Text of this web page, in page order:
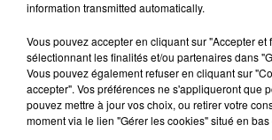
Selon les premiers éléments, le
à des prostituées
information transmitted automatically.
Vous pouvez accepter en cliquant sur "Accepter et
sélectionnant les finalités et/ou partenaires dans
Vous pouvez également refuser en cliquant sur
accepter". Vos préférences ne s'appliqueront que
pouvez mettre à jour vos choix, ou retirer votre
moment via le lien "Gérer les cookies" situé en